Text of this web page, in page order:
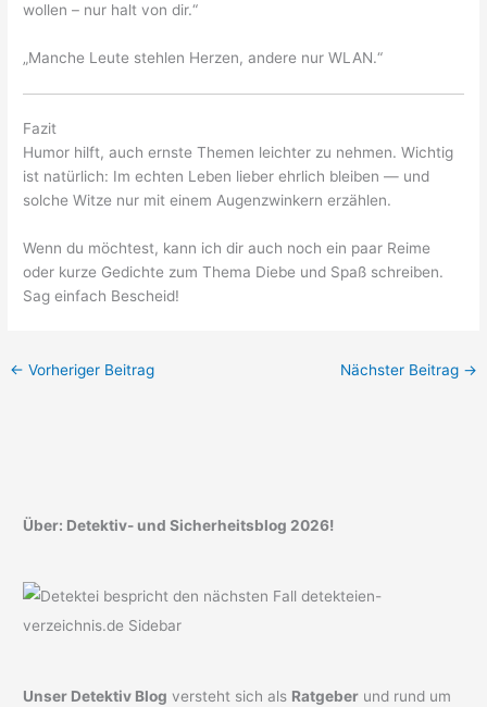
wollen – nur halt von dir.“
„Manche Leute stehlen Herzen, andere nur WLAN.“
Fazit
Humor hilft, auch ernste Themen leichter zu nehmen. Wichtig
ist natürlich: Im echten Leben lieber ehrlich bleiben — und
solche Witze nur mit einem Augenzwinkern erzählen.
Wenn du möchtest, kann ich dir auch noch ein paar Reime
oder kurze Gedichte zum Thema Diebe und Spaß schreiben.
Sag einfach Bescheid!
← Vorheriger Beitrag Nächster Beitrag →
Über: Detektiv- und Sicherheitsblog 2026!
Unser Detektiv Blog versteht sich als Ratgeber und rund um